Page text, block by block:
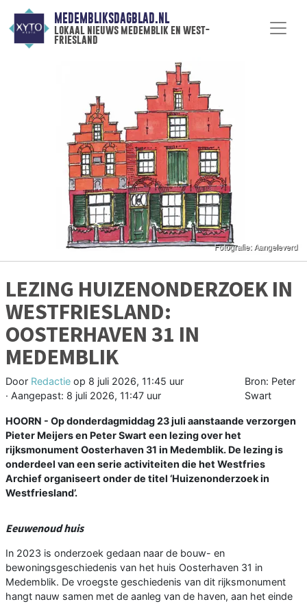
MEDEMBLIKSDAGBLAD.NL
lokaal nieuws medemblik en west-
friesland
LEZING HUIZENONDERZOEK IN
WESTFRIESLAND:
OOSTERHAVEN 31 IN
MEDEMBLIK
Door Redactie op 8 juli 2026, 11:45 uur
· Aangepast: 8 juli 2026, 11:47 uur
Bron: Peter
Swart
HOORN - Op donderdagmiddag 23 juli aanstaande verzorgen
Pieter Meijers en Peter Swart een lezing over het
rijksmonument Oosterhaven 31 in Medemblik. De lezing is
onderdeel van een serie activiteiten die het Westfries
Archief organiseert onder de titel ‘Huizenonderzoek in
Westfriesland’.
Eeuwenoud huis
In 2023 is onderzoek gedaan naar de bouw- en
bewoningsgeschiedenis van het huis Oosterhaven 31 in
Medemblik. De vroegste geschiedenis van dit rijksmonument
hangt nauw samen met de aanleg van de haven, aan het einde